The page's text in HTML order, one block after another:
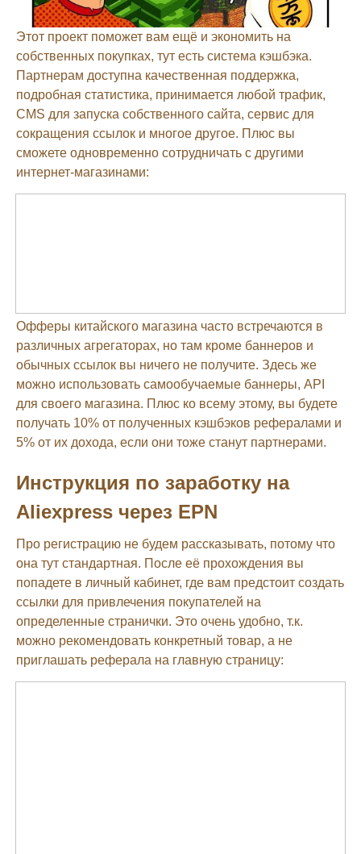
Этот проект поможет вам ещё и экономить на
собственных покупках, тут есть система кэшбэка.
Партнерам доступна качественная поддержка,
подробная статистика, принимается любой трафик,
CMS для запуска собственного сайта, сервис для
сокращения ссылок и многое другое. Плюс вы
сможете одновременно сотрудничать с другими
интернет-магазинами:
Офферы китайского магазина часто встречаются в
различных агрегаторах, но там кроме баннеров и
обычных ссылок вы ничего не получите. Здесь же
можно использовать самообучаемые баннеры, API
для своего магазина. Плюс ко всему этому, вы будете
получать 10% от полученных кэшбэков рефералами и
5% от их дохода, если они тоже станут партнерами.
Инструкция по заработку на
Aliexpress через EPN
Про регистрацию не будем рассказывать, потому что
она тут стандартная. После её прохождения вы
попадете в личный кабинет, где вам предстоит создать
ссылки для привлечения покупателей на
определенные странички. Это очень удобно, т.к.
можно рекомендовать конкретный товар, а не
приглашать реферала на главную страницу: